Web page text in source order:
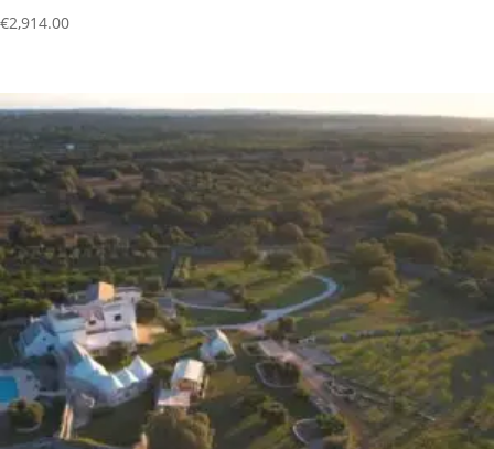
€2,914.00